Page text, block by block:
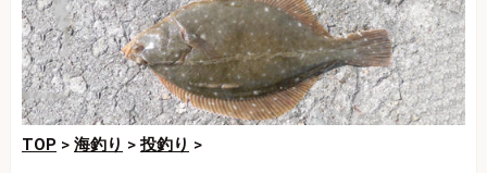
TOP > 海釣り > 投釣り >